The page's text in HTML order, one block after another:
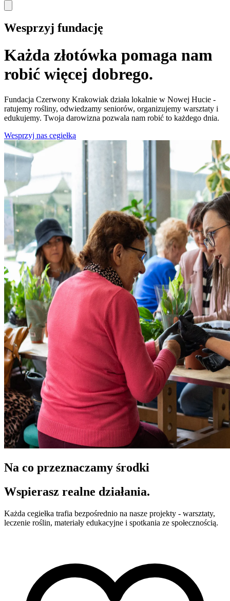
Wesprzyj fundację
Każda złotówka pomaga nam
robić więcej dobrego.
Fundacja Czerwony Krakowiak działa lokalnie w Nowej Hucie -
ratujemy rośliny, odwiedzamy seniorów, organizujemy warsztaty i
edukujemy. Twoja darowizna pozwala nam robić to każdego dnia.
Wesprzyj nas cegiełką
Na co przeznaczamy środki
Wspierasz realne działania.
Każda cegiełka trafia bezpośrednio na nasze projekty - warsztaty,
leczenie roślin, materiały edukacyjne i spotkania ze społecznością.